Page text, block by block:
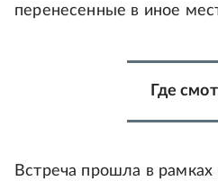
перенесенные в иное
Где
Встреча прошла в рамках